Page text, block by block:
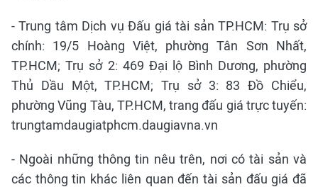
- Trung tâm Dịch vụ Đấu giá tài sản TP.HCM: Trụ sở
chính: 19/5 Hoàng Việt, phường Tân Sơn Nhất,
TP.HCM; Trụ sở 2: 469 Đại lộ Bình Dương, phường
Thủ Dầu Một, TP.HCM; Trụ sở 3: 83 Đồ Chiểu,
phường Vũng Tàu, TP.HCM, trang đấu giá trực tuyến:
trungtamdaugiatphcm.daugiavna.vn
- Ngoài những thông tin nêu trên, nơi có tài sản và
các thông tin khác liên quan đến tài sản đấu giá đã